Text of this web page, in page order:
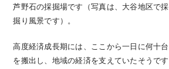
芦野石の採掘場です（写真は、大谷地区で
掘り風景です）。
高度経済成長期には、ここから一日に何十
を搬出し、地域の経済を支えていたそうで